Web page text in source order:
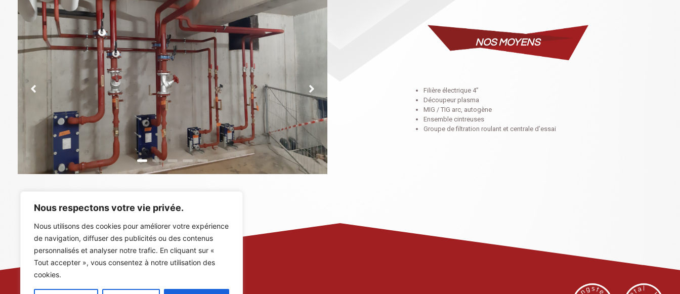
Nous respectons votre vie privée.
Nous utilisons des cookies pour améliorer votre expérience
de navigation, diffuser des publicités ou des contenus
personnalisés et analyser notre trafic. En cliquant sur «
Tout accepter », vous consentez à notre utilisation des
cookies.
NOS MOYENS
Filière électrique 4’’
Découpeur plasma
MIG / TIG arc, autogène
Ensemble cintreuses
Groupe de filtration roulant et centrale d’essai